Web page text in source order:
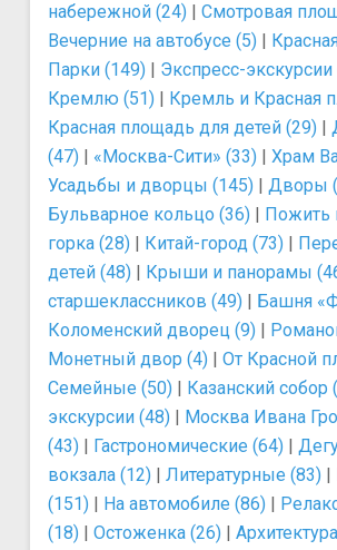
набережной (24) | Смотровая
Вечерние на автобусе (5) |
Парки (149) | Экспресс-
Кремлю (51) | Кремль и Красная
Красная площадь для детей (29) |
(47) | «Москва-Сити» (33) | Храм
Усадьбы и дворцы (145) | Дворы
Бульварное кольцо (36) | Пожить
горка (28) | Китай-город (73) |
детей (48) | Крыши и панорамы
старшеклассников (49) | Башня
Коломенский дворец (9) |
Монетный двор (4) | От Красной
Семейные (50) | Казанский собор
экскурсии (48) | Москва Ивана
(43) | Гастрономические (64) |
вокзала (12) | Литературные (83) |
(151) | На автомобиле (86) |
(18) | Остоженка (26) |